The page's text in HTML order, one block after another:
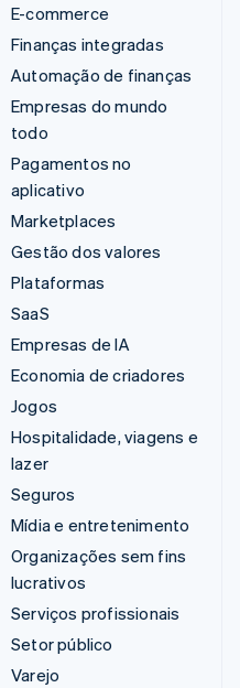
E-commerce
Finanças integradas
Automação de finanças
Empresas do mundo
todo
Pagamentos no
aplicativo
Marketplaces
Gestão dos valores
Plataformas
SaaS
Empresas de IA
Economia de criadores
Jogos
Hospitalidade, viagens e
lazer
Seguros
Mídia e entretenimento
Organizações sem fins
lucrativos
Serviços profissionais
Setor público
Varejo